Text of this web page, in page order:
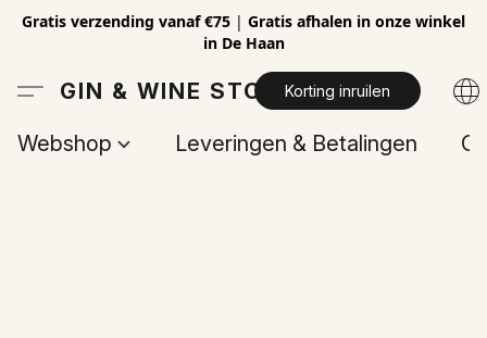
Gratis verzending vanaf €75 | Gratis afhalen in onze winkel
in De Haan
GIN & WINE STOREKorting inruilen
Webshop Leveringen & Betalingen